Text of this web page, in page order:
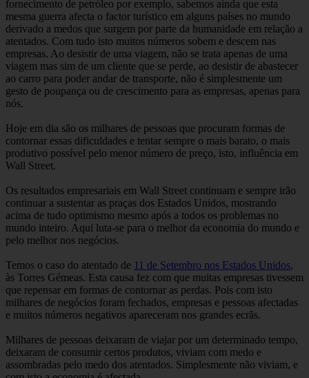
fornecimento de petróleo por exemplo, sabemos ainda que esta
mesma guerra afecta o factor turístico em alguns países no mundo
derivado a medos que surgem por parte da humanidade em relação a
atentados. Com tudo isto muitos números sobem e descem nas
empresas. Ao desistir de uma viagem, não se trata apenas de uma
viagem mas sim de um cliente que se perde, ao desistir de abastecer
ao carro para poder andar de transporte, não é simplesmente um
gesto de poupança ou de crescimento para as empresas, apenas para
nós.
Hoje em dia são os milhares de pessoas que procuram formas de
contornar essas dificuldades e tentar sempre o mais barato, o mais
produtivo possível pelo menor número de preço, isto, influência em
Wall Street.
Os resultados empresariais em Wall Street continuam e sempre irão
continuar a sustentar as praças dos Estados Unidos, mostrando
acima de tudo optimismo mesmo após a todos os problemas no
mundo inteiro. Aqui luta-se para o melhor da economia do mundo e
pelo melhor nos negócios.
Temos o caso do atentado de 11 de Setembro nos Estados Unidos,
às Torres Gémeas. Esta causa fez com que muitas empresas tivessem
que repensar em formas de contornar as perdas. Pois com isto
milhares de negócios foram fechados, empresas e pessoas afectadas
e muitos números negativos apareceram nos grandes ecrãs.
Milhares de pessoas deixaram de viajar por um determinado tempo,
deixaram de consumir certos produtos, viviam com medo e
assombradas pelo medo dos atentados. Simplesmente não viviam, e